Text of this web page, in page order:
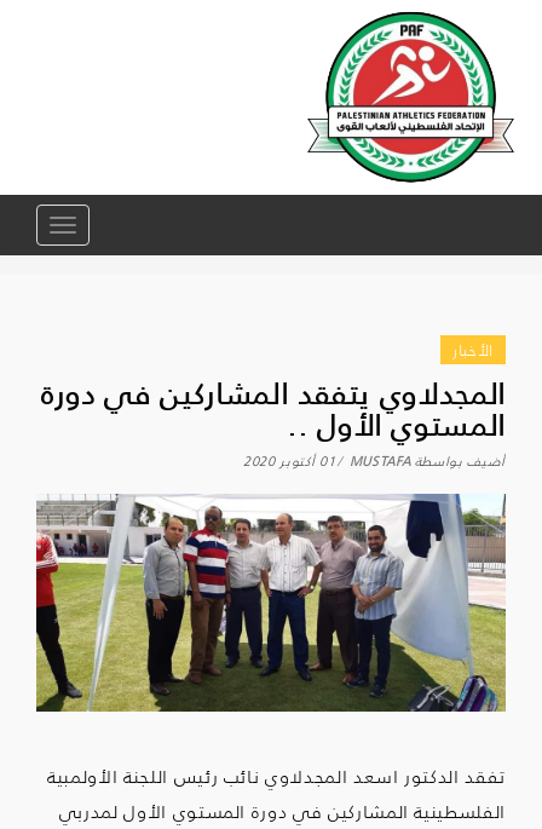
Toggle
الأخبار
المجدلاوي يتفقد المشاركين في دورة
المستوي الأول ..
أضيف بواسطةMUSTAFA 01 أكتوبر 2020
تفقد الدكتور اسعد المجدلاوي نائب رئيس اللجنة الأولمبية
الفلسطينية المشاركين في دورة المستوي الأول لمدربي